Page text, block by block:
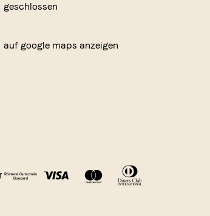
geschlossen
auf google maps anzeigen